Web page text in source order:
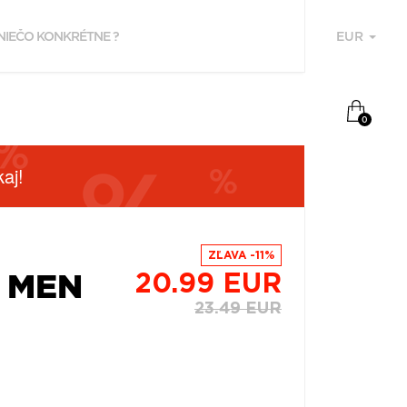
ZĽAVA -11%
20.99 EUR
23.49 EUR
EUR
0